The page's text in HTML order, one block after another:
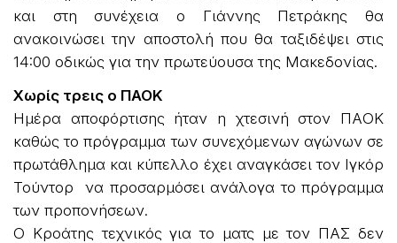
και στη συνέχεια ο Γιάννης Πετράκης θα
ανακοινώσει την αποστολή που θα ταξιδέψει στις
14:00 οδικώς για την πρωτεύουσα της Μακεδονίας.
Χωρίς τρεις ο ΠΑΟΚ
Ημέρα αποφόρτισης ήταν η χτεσινή στον ΠΑΟΚ
καθώς το πρόγραμμα των συνεχόμενων αγώνων σε
πρωτάθλημα και κύπελλο έχει αναγκάσει τον Ιγκόρ
Τούντορ να προσαρμόσει ανάλογα το πρόγραμμα
των προπονήσεων.
Ο Κροάτης τεχνικός για το ματς με τον ΠΑΣ δεν